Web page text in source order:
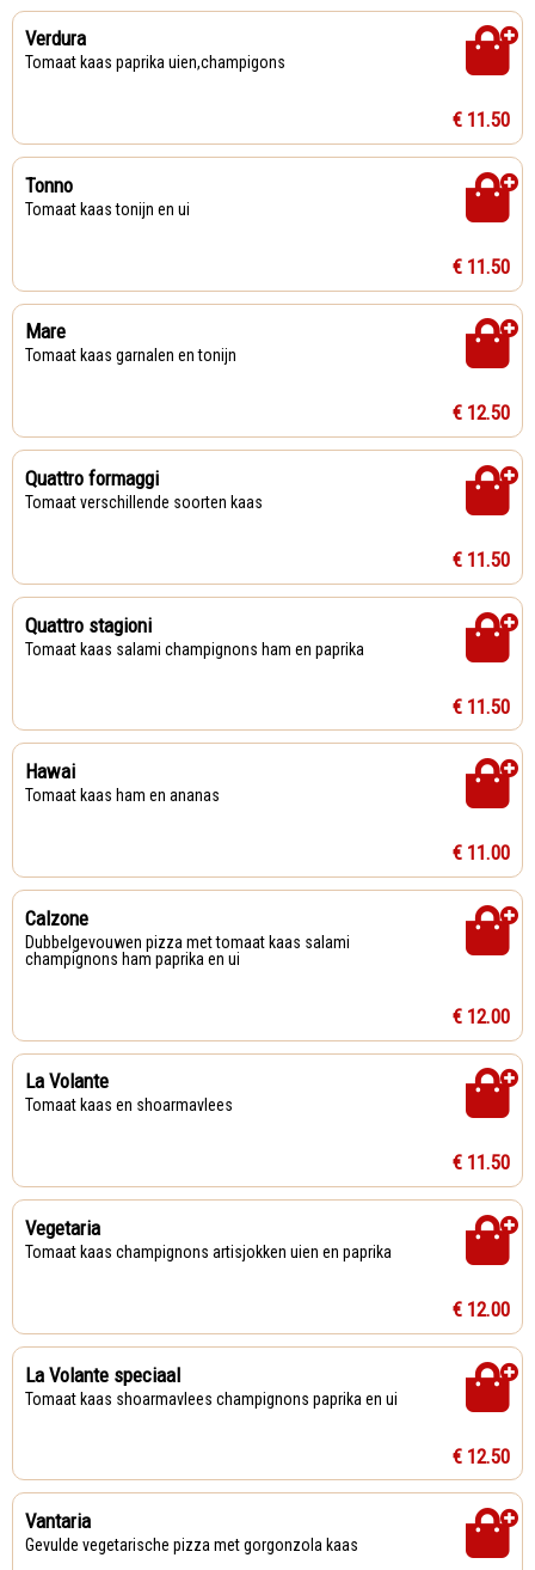
Verdura
Tomaat kaas paprika uien,champigons
€ 11.50
Tonno
Tomaat kaas tonijn en ui
€ 11.50
Mare
Tomaat kaas garnalen en tonijn
€ 12.50
Quattro formaggi
Tomaat verschillende soorten kaas
€ 11.50
Quattro stagioni
Tomaat kaas salami champignons ham en paprika
€ 11.50
Hawai
Tomaat kaas ham en ananas
€ 11.00
Calzone
Dubbelgevouwen pizza met tomaat kaas salami
champignons ham paprika en ui
€ 12.00
La Volante
Tomaat kaas en shoarmavlees
€ 11.50
Vegetaria
Tomaat kaas champignons artisjokken uien en paprika
€ 12.00
La Volante speciaal
Tomaat kaas shoarmavlees champignons paprika en ui
€ 12.50
Vantaria
Gevulde vegetarische pizza met gorgonzola kaas